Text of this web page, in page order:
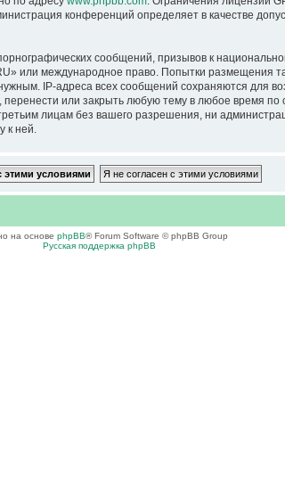
конференций определяет в качестве
сообщений, призывов к
или международное право. Попытки размещения
IP-адреса всех сообщений сохраняются для
или закрыть любую тему в любое время по
лицам без вашего разрешения, ни
к ней.
на основе phpBB® Forum Software © phpBB Group
Русская поддержка phpBB